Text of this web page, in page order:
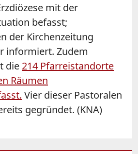
mit der
befasst;
der Kirchenzeitung
informiert. Zudem
die 214 Pfarreistandorte
Räumen
Vier dieser Pastoralen
gegründet. (KNA)